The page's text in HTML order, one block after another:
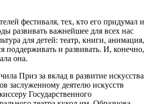
фестиваля, тех, кто его придумал и
развивать важнейшее для всех нас
для детей: театр, книги, анимация,
поддерживать и развивать. И, конечно,
она.
Приз за вклад в развитие искусства
заслуженному деятелю искусств
Государственного